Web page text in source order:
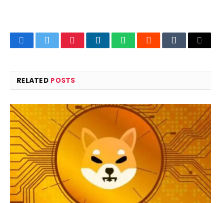
FacebookTwitterPinterestLinkedInWhatsAppRedditTumblrEmail
RELATED POSTS